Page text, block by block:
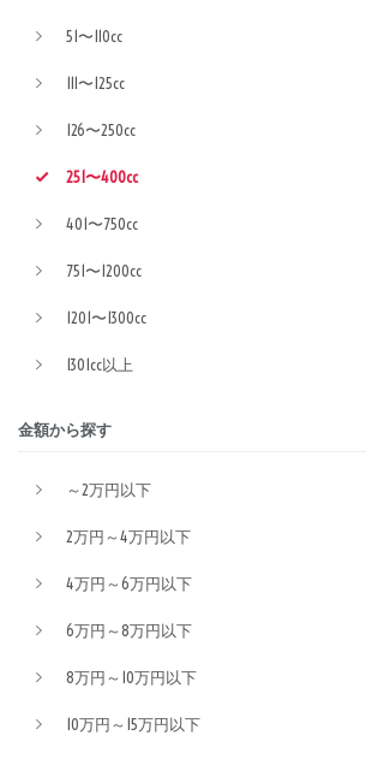
51〜110cc
111〜125cc
126〜250cc
251〜400cc
401〜750cc
751〜1200cc
1201〜1300cc
1301cc以上
金額から探す
～2万円以下
2万円～4万円以下
4万円～6万円以下
6万円～8万円以下
8万円～10万円以下
10万円～15万円以下